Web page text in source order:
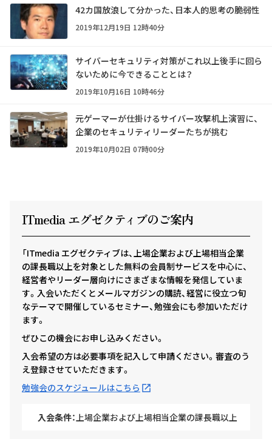
42カ国放浪して分かった、日本人的思考の脆弱性
2019年12月19日 12時40分
サイバーセキュリティ対策がこれ以上後手に回ら
ないために今できることとは？
2019年10月16日 10時46分
元ゲーマーが仕掛けるサイバー攻撃机上演習に、
企業のセキュリティリーダーたちが挑む
2019年10月02日 07時00分
ITmedia エグゼクティ ブのご案内
「ITmedia エグゼクティブは、上場企業および上場相当企業
の課長職以上を対象とした無料の会員制サービスを中心に、
経営者やリーダー層向けにさまざまな情報を発信していま
す。入会いただくとメールマガジンの購読、経営に役立つ旬
なテーマで開催しているセミナー、勉強会にも参加いただけ
ます。
ぜひこの機会にお申し込みください。
入会希望の方は必要事項を記入して申請ください。審査のう
え登録させていただきます。
勉強会のスケジュールはこちら
入会条件：上場企業および上場相当企業の課長職以上